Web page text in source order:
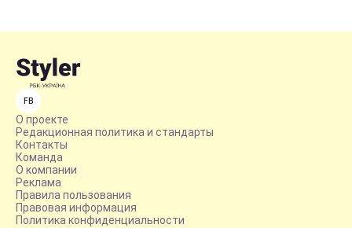
FB
О проекте
Редакционная политика и стандарты
Контакты
Команда
О компании
Реклама
Правила пользования
Правовая информация
Политика конфиденциальности